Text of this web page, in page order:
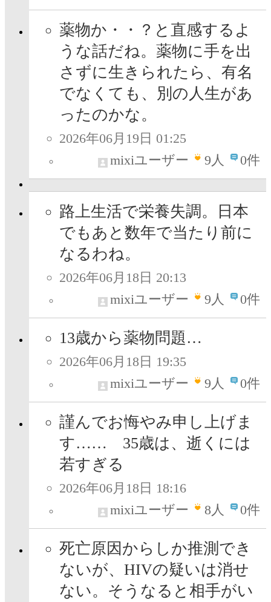
薬物か・・？と直感するよ
うな話だね。薬物に手を出
さずに生きられたら、有名
でなくても、別の人生があ
ったのかな。
2026年06月19日 01:25
mixiユーザー
9人 0件
路上生活で栄養失調。日本
でもあと数年で当たり前に
なるわね。
2026年06月18日 20:13
mixiユーザー
9人 0件
13歳から薬物問題…
2026年06月18日 19:35
mixiユーザー
9人 0件
謹んでお悔やみ申し上げま
す…… 35歳は、逝くには
若すぎる
2026年06月18日 18:16
mixiユーザー
8人 0件
死亡原因からしか推測でき
ないが、HIVの疑いは消せ
ない。そうなると相手がい